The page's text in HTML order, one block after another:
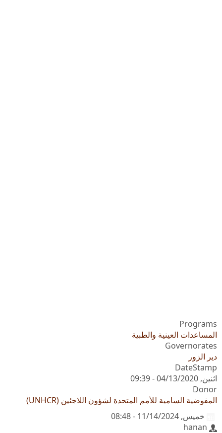
Programs
المساعدات العينية والطبية
Governorates
دير الزور
DateStamp
اثنين, 04/13/2020 - 09:39
Donor
المفوضية السامية للأمم المتحدة لشؤون اللاجئين (UNHCR)
خميس, 11/14/2024 - 08:48
hanan